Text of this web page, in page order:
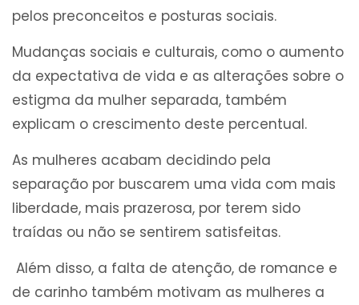
pelos preconceitos e posturas sociais.
Mudanças sociais e culturais, como o aumento
da expectativa de vida e as alterações sobre o
estigma da mulher separada, também
explicam o crescimento deste percentual.
As mulheres acabam decidindo pela
separação por buscarem uma vida com mais
liberdade, mais prazerosa, por terem sido
traídas ou não se sentirem satisfeitas.
Além disso, a falta de atenção, de romance e
de carinho também motivam as mulheres a